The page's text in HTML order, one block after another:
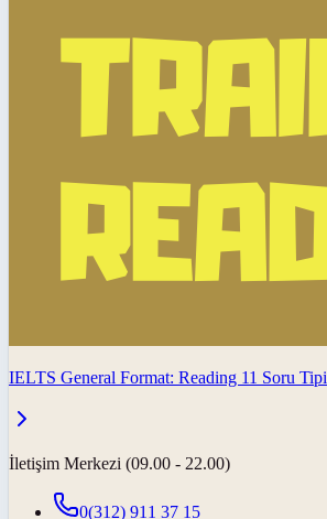
IELTS General Format: Reading 11 Soru Tipi
İletişim Merkezi (09.00 - 22.00)
0(312) 911 37 15